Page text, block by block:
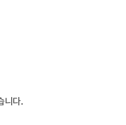
니다.